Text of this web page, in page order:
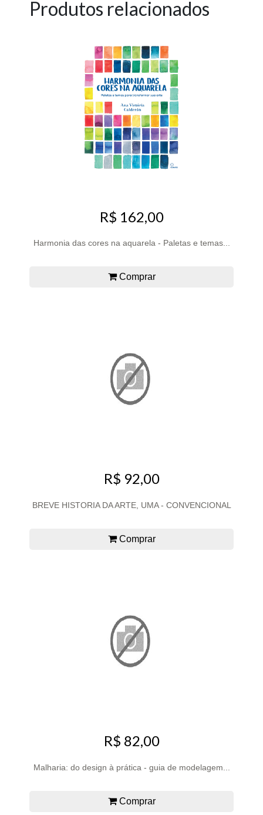
Produtos relacionados
R$ 162,00
Harmonia das cores na aquarela - Paletas e temas...
Comprar
R$ 92,00
BREVE HISTORIA DA ARTE, UMA - CONVENCIONAL
Comprar
R$ 82,00
Malharia: do design à prática - guia de modelagem...
Comprar